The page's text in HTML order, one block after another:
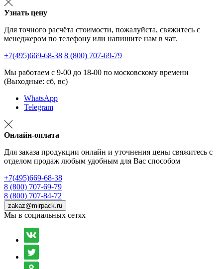
Узнать цену
Для точного расчёта стоимости, пожалуйста, свяжитесь с
менеджером по телефону или напишите нам в чат.
+7(495)669-68-38 8 (800) 707-69-79
Мы работаем с 9-00 до 18-00 по московскому времени
(Выходные: сб, вс)
WhatsApp
Telegram
Онлайн-оплата
Для заказа продукции онлайн и уточнения цены свяжитесь с
отделом продаж любым удобным для Вас способом
+7(495)669-68-38
8 (800) 707-69-79
8 (800) 707-84-72
zakaz@mirpack.ru
Мы в социальных сетях